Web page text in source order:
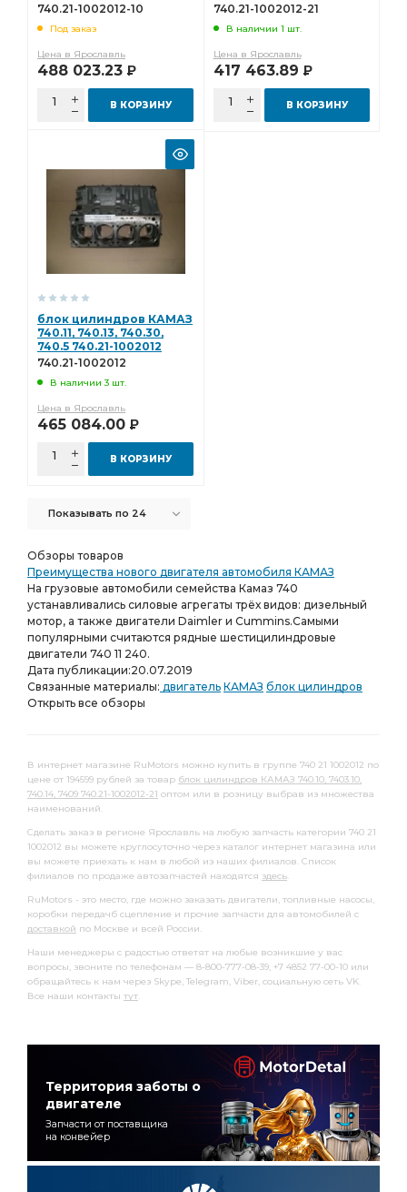
740.21-1002012-10
Под заказ
Цена в Ярославль
488 023.23 Р
В КОРЗИНУ
740.21-1002012-21
В наличии 1 шт.
Цена в Ярославль
417 463.89 Р
В КОРЗИНУ
блок цилиндров КАМАЗ
740.11, 740.13, 740.30,
740.5 740.21-1002012
740.21-1002012
В наличии 3 шт.
Цена в Ярославль
465 084.00 Р
В КОРЗИНУ
Показывать по 24
Обзоры товаров
Преимущества нового двигателя автомобиля КАМАЗ
На грузовые автомобили семейства Камаз 740
устанавливались силовые агрегаты трёх видов: дизельный
мотор, а также двигатели Daimler и Cummins.Самыми
популярными считаются рядные шестицилиндровые
двигатели 740 11 240.
Дата публикации:20.07.2019
Связанные материалы: двигатель КАМАЗ блок цилиндров
Открыть все обзоры
В интернет магазине RuMotors можно купить в группе 740 21 1002012 по
цене от 194599 рублей за товар блок цилиндров КАМАЗ 740.10, 7403.10,
740.14, 7409 740.21-1002012-21 оптом или в розницу выбрав из множества
наименований.
Сделать заказ в регионе Ярославль на любую запчасть категории 740 21
1002012 вы можете круглосуточно через каталог интернет магазина или
вы можете приехать к нам в любой из наших филиалов. Список
филиалов по продаже автозапчастей находятся здесь.
RuMotors - это место, где можно заказать двигатели, топливные насосы,
коробки передачб сцепление и прочие запчасти для автомобилей с
доставкой по Москве и всей России.
Наши менеджеры с радостью ответят на любые возникшие у вас
вопросы, звоните по телефонам — 8-800-777-08-39, +7 4852 77-00-10 или
обращайтесь к нам через Skype, Telegram, Viber, социальную сеть VK.
Все наши контакты тут.
Территория заботы о
двигателе
Запчасти от поставщика
на конвейер